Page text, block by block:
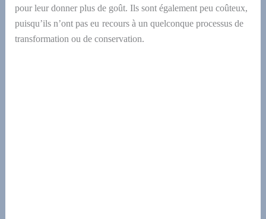
pour leur donner plus de goût. Ils sont également peu coûteux,
puisqu’ilsn’ontpas eu recours à un quelconque processus de
transformation ou de conservation.